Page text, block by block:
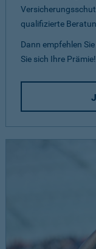
qualifizierte
Dann empfehlen
Sie sich Ihre Prämie!